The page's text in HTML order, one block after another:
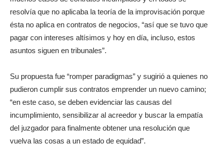
resolvía que no aplicaba la teoría de la improvisación porque
ésta no aplica en contratos de negocios, “así que se tuvo que
pagar con intereses altísimos y hoy en día, incluso, estos
asuntos siguen en tribunales”.
Su propuesta fue “romper paradigmas” y sugirió a quienes no
pudieron cumplir sus contratos emprender un nuevo camino;
“en este caso, se deben evidenciar las causas del
incumplimiento, sensibilizar al acreedor y buscar la empatía
del juzgador para finalmente obtener una resolución que
vuelva las cosas a un estado de equidad”.